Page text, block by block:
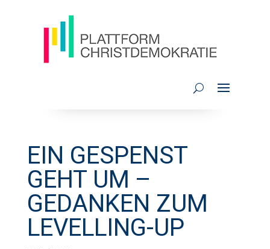
EIN GESPENST
GEHT UM –
GEDANKEN ZUM
LEVELLING-UP